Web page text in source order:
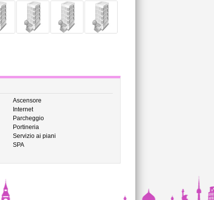
Ascensore
Internet
Parcheggio
Portineria
Servizio ai piani
SPA